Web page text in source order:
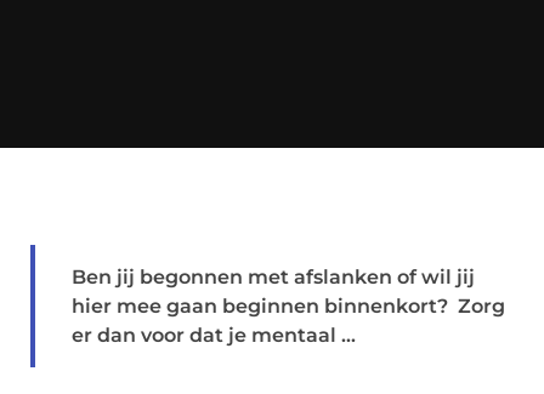
Ben jij begonnen met afslanken of wil jij
hier mee gaan beginnen binnenkort? Zorg
er dan voor dat je mentaal ...